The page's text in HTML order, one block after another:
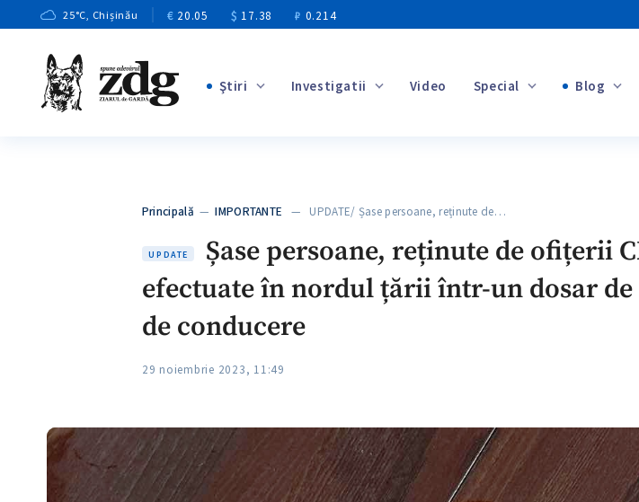
25°C, Chișinău € 20.05 $ 17.38 ₽ 0.214
Ştiri Investigatii Video Special Blog
Principală —IMPORTANTE — UPDATE/ Șase persoane, reținute de…
UPDATE
Șase persoane, reținute de ofițerii
efectuate în nordul țării într-un dosar
de conducere
29 noiembrie 2023, 11:49